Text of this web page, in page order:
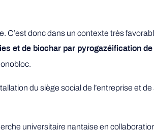
C’est donc dans un contexte très
et de biochar par pyrogazéification
du siège social de l’entreprise et
universitaire nantaise en